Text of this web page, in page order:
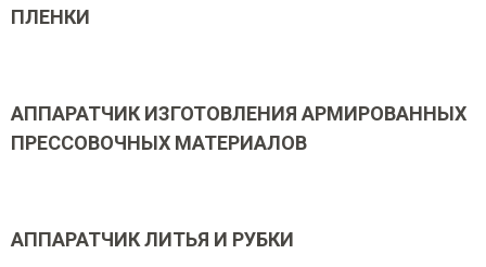
ПЛЕНКИ
АППАРАТЧИК ИЗГОТОВЛЕНИЯ АРМИРОВАННЫХ
ПРЕССОВОЧНЫХ МАТЕРИАЛОВ
АППАРАТЧИК ЛИТЬЯ И РУБКИ